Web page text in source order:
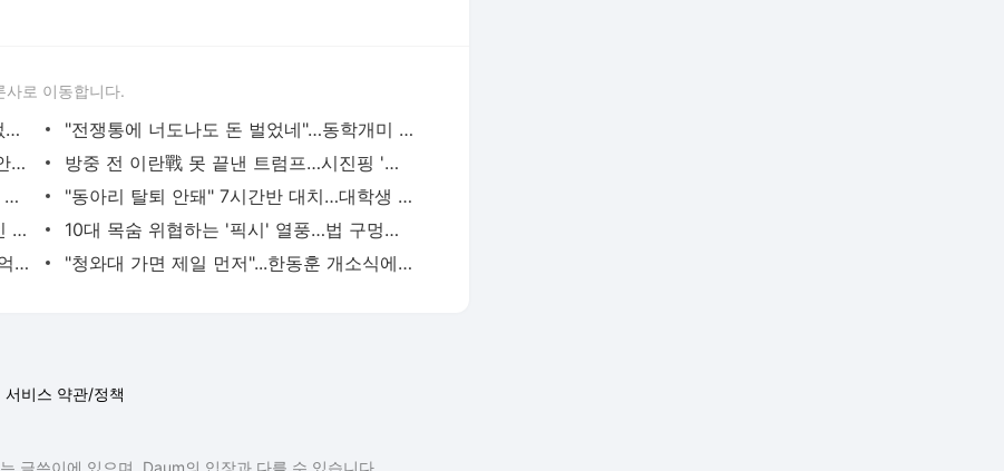
사로 이동합니다.
삼성 노조위원장 "성과급 제도화 방안 없으면 오늘 조정 결렬"
"전쟁통에 너도나도 돈 벌었네"…동학개미 '함박웃음'
단일화 질문 받자 한동훈 "세상에 절대 안되는 건 없다"...가능성 열어둬
방중 전 이란戰 못 끝낸 트럼프…시진핑 '표정관리'
"삼성 유니폼 입은 초6"...주왕산서 실종, 이틀째 수색
"동아리 탈퇴 안돼" 7시간반 대치…대학생 1명, 결국 송치[only 이데일리]
업비트 해킹도 北 소행? 작년에 2조 코인 털었다
10대 목숨 위협하는 '픽시' 열풍…법 구멍에 단속 난항
李대통령 "'사실상 갭투자 허용' 주장은 억까"
"청와대 가면 제일 먼저"...한동훈 개소식에 '찰밥 할머니' 등장
서비스 약관/정책
글쓴이에 있으며, Daum의 입장과 다를 수 있습니다.